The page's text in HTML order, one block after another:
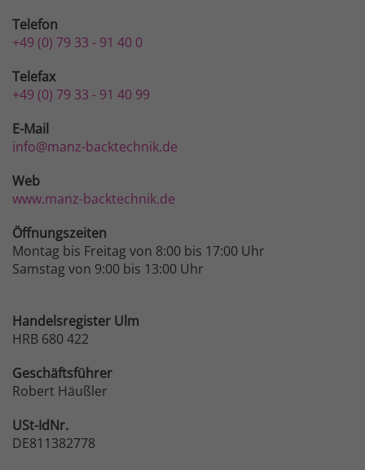
Telefon
+49 (0) 79 33 - 91 40 0
Telefax
+49 (0) 79 33 - 91 40 99
E-Mail
info@manz-backtechnik.de
Web
www.manz-backtechnik.de
Öffnungszeiten
Montag bis Freitag von 8:00 bis 17:00 Uhr
Samstag von 9:00 bis 13:00 Uhr
Handelsregister Ulm
HRB 680 422
Geschäftsführer
Robert Häußler
USt-IdNr.
DE811382778